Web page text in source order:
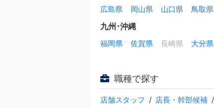
広島県 岡山県 山口県 鳥取県
九州･沖縄
福岡県 佐賀県 長崎県 大分県
職種で探す
店舗スタッフ 店長・幹部候補